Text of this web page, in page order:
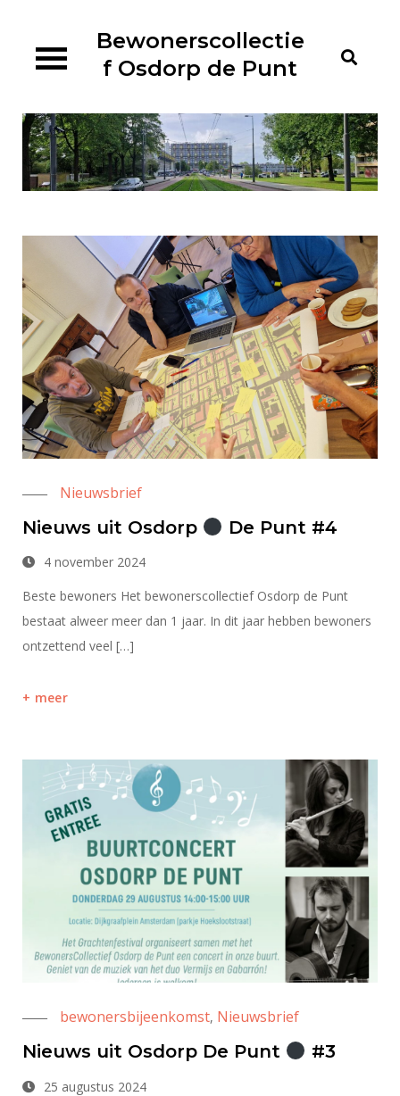
Bewonerscollectie
f Osdorp de Punt
Nieuwsbrief
Nieuws uit Osdorp De Punt #4
4 november 2024
Beste bewoners Het bewonerscollectief Osdorp de Punt
bestaat alweer meer dan 1 jaar. In dit jaar hebben bewoners
ontzettend veel […]
meer
bewonersbijeenkomst, Nieuwsbrief
Nieuws uit Osdorp De Punt #3
25 augustus 2024